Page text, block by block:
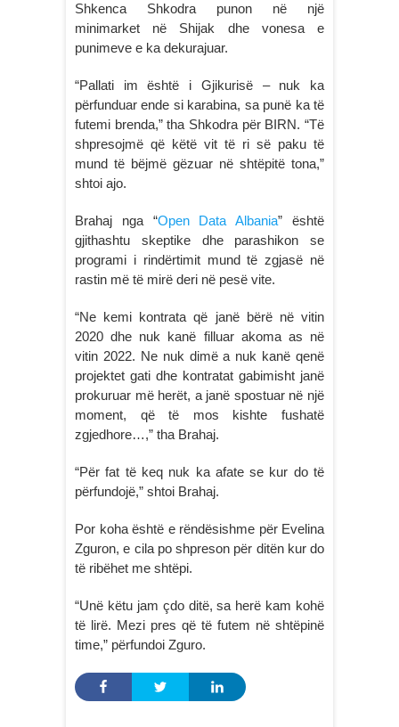
Shkenca Shkodra punon në një
minimarket në Shijak dhe vonesa e
punimeve e ka dekurajuar.
“Pallati im është i Gjikurisë – nuk ka
përfunduar ende si karabina, sa punë ka të
futemi brenda,” tha Shkodra për BIRN. “Të
shpresojmë që këtë vit të ri së paku të
mund të bëjmë gëzuar në shtëpitë tona,”
shtoi ajo.
Brahaj nga “Open Data Albania” është
gjithashtu skeptike dhe parashikon se
programi i rindërtimit mund të zgjasë në
rastin më të mirë deri në pesë vite.
“Ne kemi kontrata që janë bërë në vitin
2020 dhe nuk kanë filluar akoma as në
vitin 2022. Ne nuk dimë a nuk kanë qenë
projektet gati dhe kontratat gabimisht janë
prokuruar më herët, a janë spostuar në një
moment, që të mos kishte fushatë
zgjedhore…,” tha Brahaj.
“Për fat të keq nuk ka afate se kur do të
përfundojë,” shtoi Brahaj.
Por koha është e rëndësishme për Evelina
Zguron, e cila po shpreson për ditën kur do
të ribëhet me shtëpi.
“Unë këtu jam çdo ditë, sa herë kam kohë
të lirë. Mezi pres që të futem në shtëpinë
time,” përfundoi Zguro.